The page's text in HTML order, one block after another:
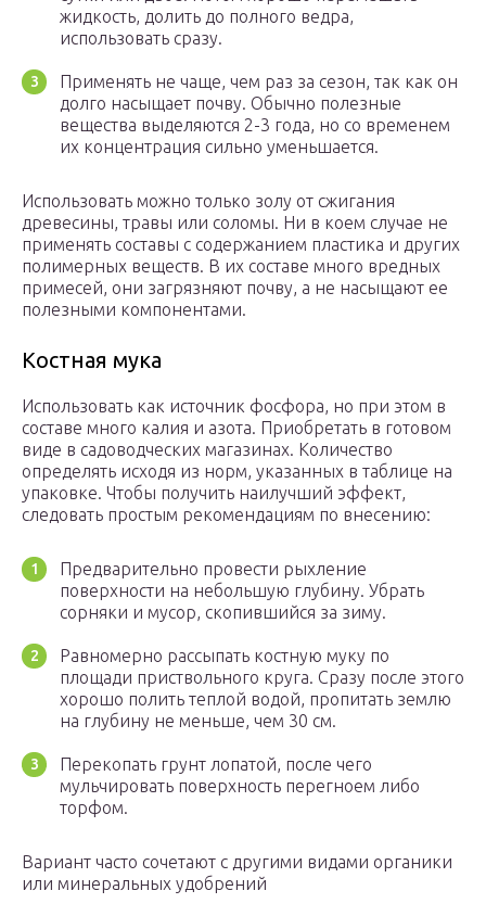
жидкость, долить до полного ведра,
использовать сразу.
Применять не чаще, чем раз за сезон, так как он
долго насыщает почву. Обычно полезные
вещества выделяются 2-3 года, но со временем
их концентрация сильно уменьшается.
Использовать можно только золу от сжигания
древесины, травы или соломы. Ни в коем случае не
применять составы с содержанием пластика и других
полимерных веществ. В их составе много вредных
примесей, они загрязняют почву, а не насыщают ее
полезными компонентами.
Костная мука
Использовать как источник фосфора, но при этом в
составе много калия и азота. Приобретать в готовом
виде в садоводческих магазинах. Количество
определять исходя из норм, указанных в таблице на
упаковке. Чтобы получить наилучший эффект,
следовать простым рекомендациям по внесению:
Предварительно провести рыхление
поверхности на небольшую глубину. Убрать
сорняки и мусор, скопившийся за зиму.
Равномерно рассыпать костную муку по
площади приствольного круга. Сразу после этого
хорошо полить теплой водой, пропитать землю
на глубину не меньше, чем 30 см.
Перекопать грунт лопатой, после чего
мульчировать поверхность перегноем либо
торфом.
Вариант часто сочетают с другими видами органики
или минеральных удобрений